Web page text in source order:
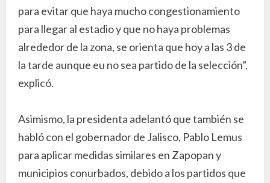
para evitar que haya mucho congestionamiento
para llegar al estadio y que no haya problemas
alrededor de la zona, se orienta que hoy a las 3 de
la tarde aunque eu no sea partido de la selección”,
explicó.
Asimismo, la presidenta adelantó que también se
habló con el gobernador de Jalisco, Pablo Lemus
para aplicar medidas similares en Zapopan y
municipios conurbados, debido a los partidos que